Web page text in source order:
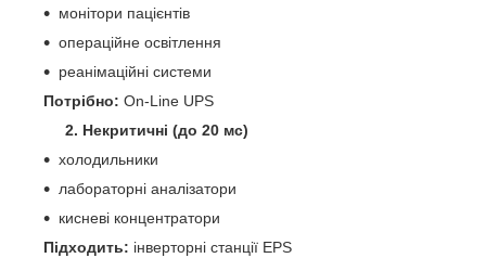
монітори пацієнтів
операційне освітлення
реанімаційні системи
Потрібно: On-Line UPS
2. Некритичні (до 20 мс)
холодильники
лабораторні аналізатори
кисневі концентратори
Підходить: інверторні станції EPS